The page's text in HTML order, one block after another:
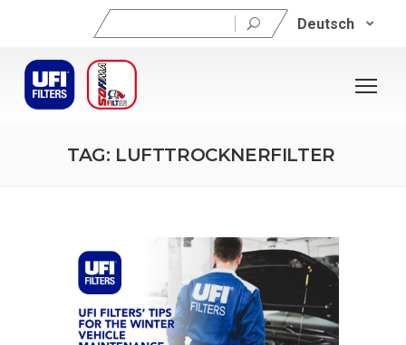
Suchen
nach:
Deutsch
TAG: LUFTTROCKNERFILTER